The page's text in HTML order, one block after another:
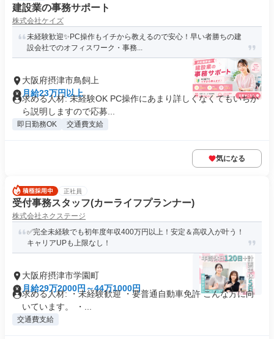
建設業の事務サポート
株式会社ケイズ
未経験歓迎✨PC操作もイチから教えるので安心！早い者勝ちの建
設会社でのオフィスワーク・事務...
大阪府摂津市鳥飼上
月給23万円以上
求める人材: 未経験OK PC操作にあまり詳しくなくてもいちか
ら説明しますので応募...
即日勤務OK 交通費支給
気になる
正社員
受付事務スタッフ(カーライフプランナー)
株式会社ネクステージ
✅完全未経験でも初年度年収400万円以上！安定＆高収入が叶う！
キャリアUPも上限なし！
大阪府摂津市学園町
月給29万2000円～44万1000円
求める人材: ・未経験歓迎 ・要普通自動車免許 こんな方に向
いています。 ・...
交通費支給